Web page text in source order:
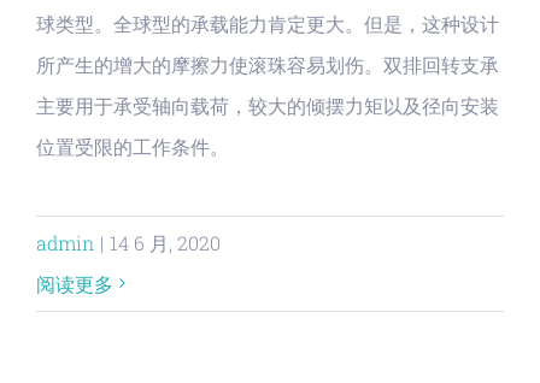
球类型。全球型的承载能力肯定更大。但是，这种设计
所产生的增大的摩擦力使滚珠容易划伤。双排回转支承
主要用于承受轴向载荷，较大的倾摆力矩以及径向安装
位置受限的工作条件。
admin | 14 6 月, 2020
阅读更多